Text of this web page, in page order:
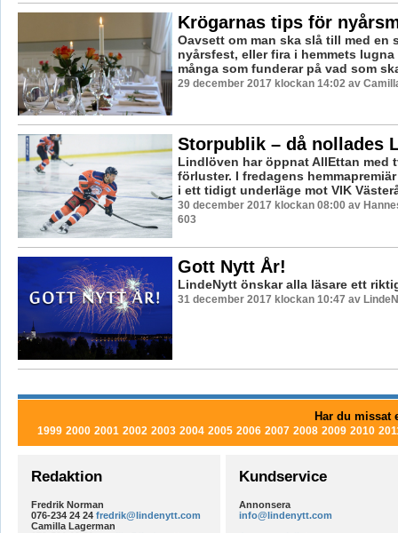
Krögarnas tips för
Oavsett om man ska slå till med en
nyårsfest, eller fira i hemmets lugna
många som funderar på vad som
29 december 2017 klockan 14:02 av
Storpublik – då nollades
Lindlöven har öppnat AllEttan med
förluster. I fredagens
i ett tidigt underläge mot VIK
30 december 2017 klockan 08:00 av
603
Gott Nytt År!
LindeNytt önskar alla läsare ett
31 december 2017 klockan 10:47 av
Har du missat
1999 2000 2001 2002 2003 2004 2005 2006 2007 2008 2009 2010
Redaktion
Fredrik Norman
076-234 24 24 fredrik@lindenytt.com
Camilla Lagerman
Kundservice
Annonsera
info@lindenytt.com